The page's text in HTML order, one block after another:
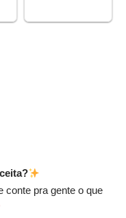
conte pra gente o que